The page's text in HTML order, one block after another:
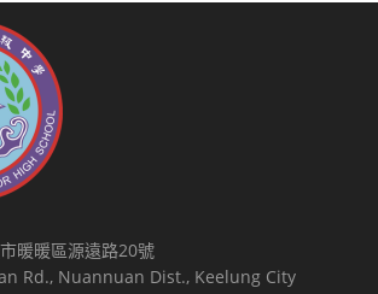
暖暖區源遠路20號
Rd., Nuannuan Dist., Keelung City